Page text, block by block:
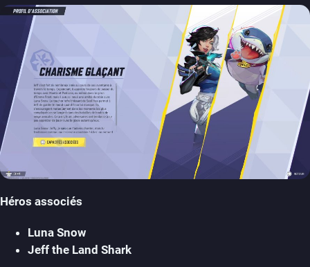
Héros associés
Luna Snow
Jeff the Land Shark